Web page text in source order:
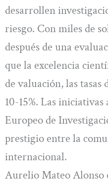
desarrollen
riesgo. Con miles de
después de una
que la excelencia
de valuación, las
10-15%. Las
Europeo de
prestigio entre la
internacional.
Aurelio Mateo Alonso